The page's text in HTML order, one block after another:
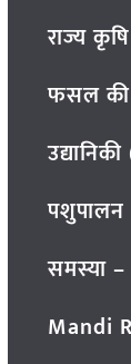
राज्य
फसल
समस्या
Mandi